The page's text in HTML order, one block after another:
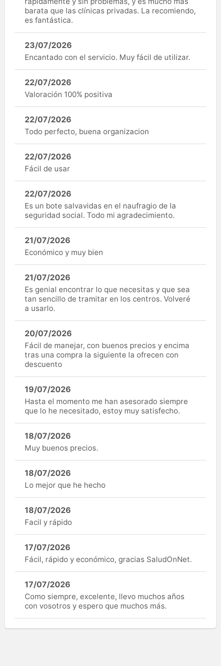
barata que las clínicas privadas. La recomiendo,
es fantástica.
23/07/2026
Encantado con el servicio. Muy fácil de utilizar.
22/07/2026
Valoración 100% positiva
22/07/2026
Todo perfecto, buena organizacion
22/07/2026
Fácil de usar
22/07/2026
Es un bote salvavidas en el naufragio de la
seguridad social. Todo mi agradecimiento.
21/07/2026
Económico y muy bien
21/07/2026
Es genial encontrar lo que necesitas y que sea
tan sencillo de tramitar en los centros. Volveré
a usarlo.
20/07/2026
Fácil de manejar, con buenos precios y encima
tras una compra la siguiente la ofrecen con
descuento
19/07/2026
Hasta el momento me han asesorado siempre
que lo he necesitado, estoy muy satisfecho.
18/07/2026
Muy buenos precios.
18/07/2026
Lo mejor que he hecho
18/07/2026
Facil y rápido
17/07/2026
Fácil, rápido y económico, gracias SaludOnNet.
17/07/2026
Como siempre, excelente, llevo muchos años
con vosotros y espero que muchos más.